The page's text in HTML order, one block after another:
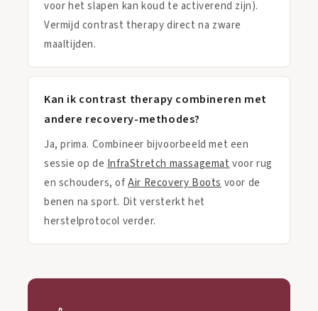
voor het slapen kan koud te activerend zijn).
Vermijd contrast therapy direct na zware
maaltijden.
Kan ik contrast therapy combineren met
andere recovery-methodes?
Ja, prima. Combineer bijvoorbeeld met een
sessie op de InfraStretch massagemat voor rug
en schouders, ofAir Recovery Boots voor de
benen na sport. Dit versterkt het
herstelprotocol verder.